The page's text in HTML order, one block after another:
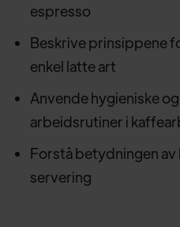
espresso
Beskrive prinsippene
enkel latte art
Anvende hygieniske
arbeidsrutiner i
Forstå betydningen
servering